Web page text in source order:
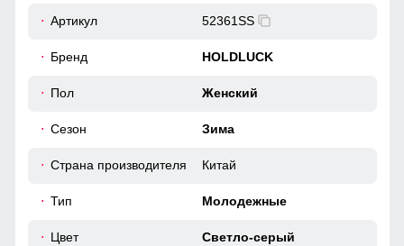
Элемент одежды нужен для защиты шеи от холода, но со
Водонепроницаемость: 8 000 мм
снаружи и антибактериальной внутри.
превосходную защиту при мокром снеге или ледяном
сохраняя тепло и комфорт.
Артикул 52361SS
Бренд HOLDLUCK
Пол Женский
Сезон Зима
Страна производителя Китай
Тип Молодежные
Цвет Светло-серый